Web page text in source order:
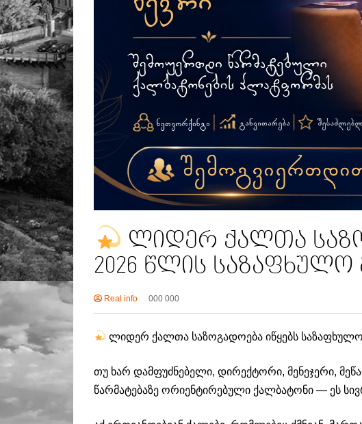
ლიდერ ქალთა
2026 წლის საზაფხულო
Real info 000 000
ლიდერ ქალთა საზოგადოება იწყებს საზაფხულო
თუ ხარ დამფუძნებელი, დირექტორი, მენეჯერი,
წარმატებაზე ორიენტირებული ქალბატონი — ეს